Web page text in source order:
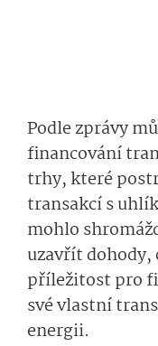
Podle zprávy
financování
trhy, které
transakcí s
mohlo
uzavřít dohody,
příležitost pro
své vlastní
energii.